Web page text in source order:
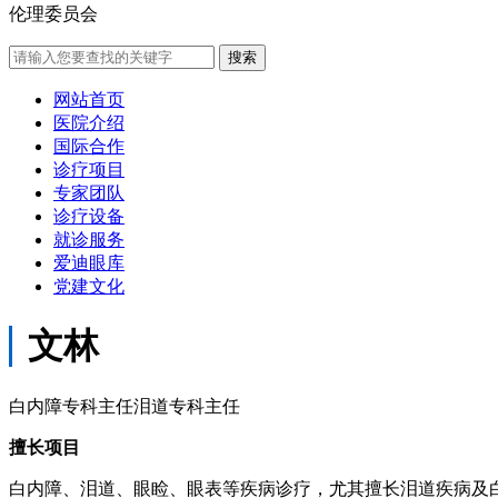
伦理委员会
网站首页
医院介绍
国际合作
诊疗项目
专家团队
诊疗设备
就诊服务
爱迪眼库
党建文化
文林
白内障专科主任泪道专科主任
擅长项目
白内障、泪道、眼睑、眼表等疾病诊疗，尤其擅长泪道疾病及